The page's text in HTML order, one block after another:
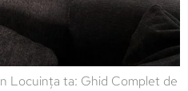
Locuința ta: Ghid Complet de